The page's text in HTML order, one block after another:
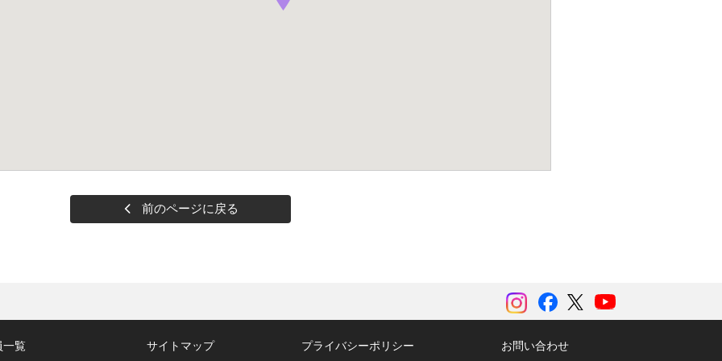
前のページに戻る
ツイッター
Facebook
instagram
一覧 サイトマップ プライバシーポリシー お問い合わせ